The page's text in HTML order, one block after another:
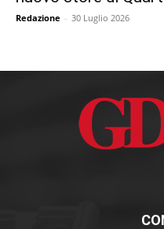
Redazione - 30 Luglio 2026